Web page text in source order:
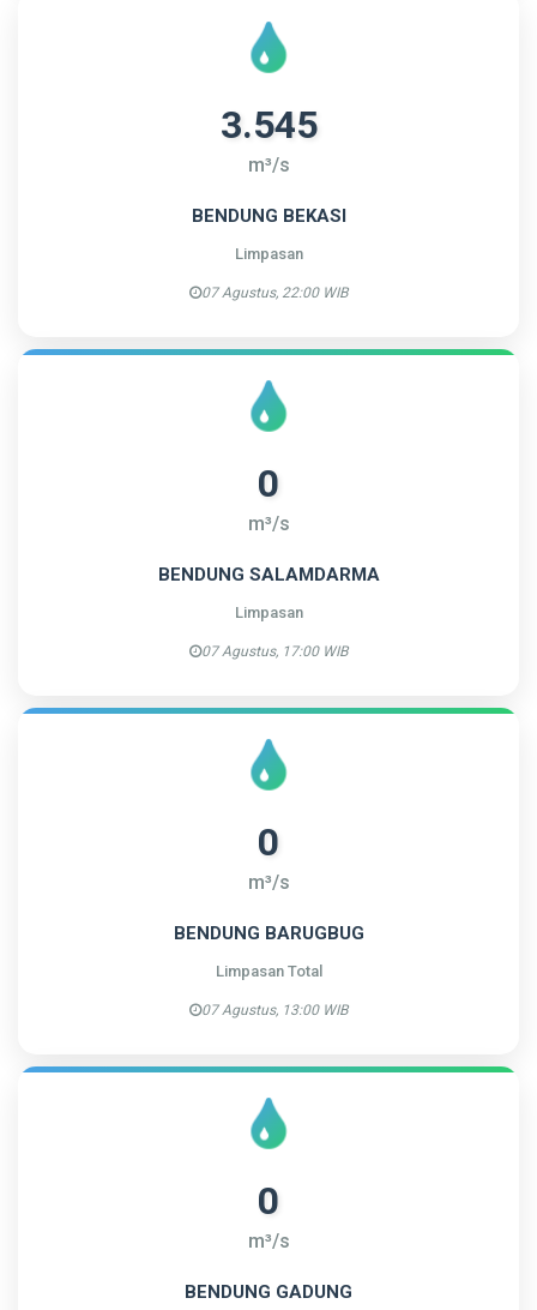
3.545
m³/s
BENDUNG BEKASI
Limpasan
07 Agustus, 22:00 WIB
0
m³/s
BENDUNG SALAMDARMA
Limpasan
07 Agustus, 17:00 WIB
0
m³/s
BENDUNG BARUGBUG
Limpasan Total
07 Agustus, 13:00 WIB
0
m³/s
BENDUNG GADUNG